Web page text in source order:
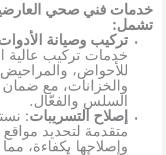
خدمات فني صحي
تشمل:
تركيب وصيانة
خدمات تركيب عالية
للأحواض،
والخزانات، مع ضمان
السلس والفعّال.
إصلاح التسريبات:
متقدمة لتحديد
وإصلاحها بكفاءة،